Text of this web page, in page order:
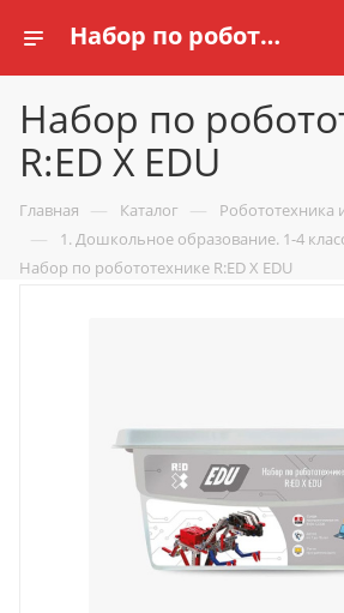
Набор по робототехнике R:ED X EDU купить по доступной цене в интернет магазине schools.ru
Набор по
R:ED X EDU
Главная — Каталог — Робототехника
— 1. Дошкольное образование. 1-4
Набор по робототехнике R:ED X EDU